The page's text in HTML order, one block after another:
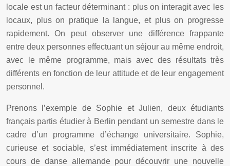
locale est un facteur déterminant : plus on interagit avec les
locaux, plus on pratique la langue, et plus on progresse
rapidement. On peut observer une différence frappante
entre deux personnes effectuant un séjour au même endroit,
avec le même programme, mais avec des résultats très
différents en fonction de leur attitude et de leur engagement
personnel.
Prenons l’exemple de Sophie et Julien, deux étudiants
français partis étudier à Berlin pendant un semestre dans le
cadre d’un programme d’échange universitaire. Sophie,
curieuse et sociable, s’est immédiatement inscrite à des
cours de danse allemande pour découvrir une nouvelle